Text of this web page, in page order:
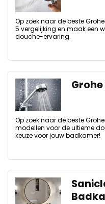
Op zoek naar de beste
5 vergelijking en maak een
douche-ervaring.
Op zoek naar de beste
modellen voor de ultieme
keuze voor jouw badkamer!